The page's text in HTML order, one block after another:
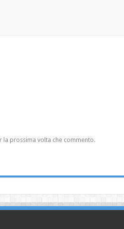
la prossima volta che commento.